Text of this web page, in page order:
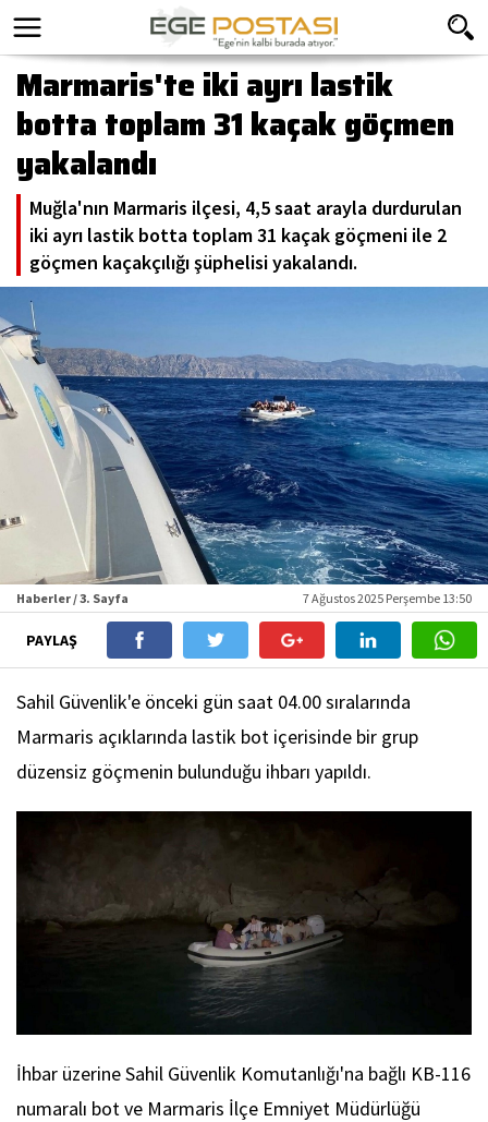
Marmaris'te iki ayrı lastik
botta toplam 31 kaçak göçmen
yakalandı
Muğla'nın Marmaris ilçesi, 4,5 saat arayla durdurulan
iki ayrı lastik botta toplam 31 kaçak göçmeni ile 2
göçmen kaçakçılığı şüphelisi yakalandı.
Haberler / 3. Sayfa 7 Ağustos 2025 Perşembe 13:50
PAYLAŞ
Sahil Güvenlik'e önceki gün saat 04.00 sıralarında
Marmaris açıklarında lastik bot içerisinde bir grup
düzensiz göçmenin bulunduğu ihbarı yapıldı.
İhbar üzerine Sahil Güvenlik Komutanlığı'na bağlı KB-116
numaralı bot ve Marmaris İlçe Emniyet Müdürlüğü